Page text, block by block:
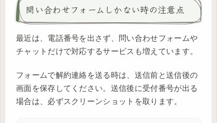
問い合わせフォームしかない時の注意点
最近は、電話番号を出さず、問い合わせフォームや
チャットだけで対応するサービスも増えています。
フォームで解約連絡を送る時は、送信前と送信後の
画面を保存してください。送信後に受付番号が出る
場合は、必ずスクリーンショットを取ります。